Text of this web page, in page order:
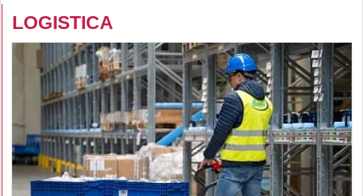
LOGISTICA